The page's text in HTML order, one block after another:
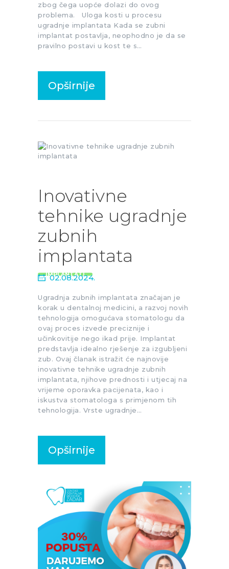
zbog čega uopće dolazi do ovog
problema. Uloga kosti u procesu
ugradnje implantata Kada se zubni
implantat postavlja, neophodno je da se
pravilno postavi u kost te s…
Opširnije
Inovativne
tehnike ugradnje
zubnih
implantata
IMPLANTATI
02.08.2024.
Ugradnja zubnih implantata značajan je
korak u dentalnoj medicini, a razvoj novih
tehnologija omogućava stomatologu da
ovaj proces izvede preciznije i
učinkovitije nego ikad prije. Implantat
predstavlja idealno rješenje za izgubljeni
zub. Ovaj članak istražit će najnovije
inovativne tehnike ugradnje zubnih
implantata, njihove prednosti i utjecaj na
vrijeme oporavka pacijenata, kao i
iskustva stomatologa s primjenom tih
tehnologija. Vrste ugradnje…
Opširnije